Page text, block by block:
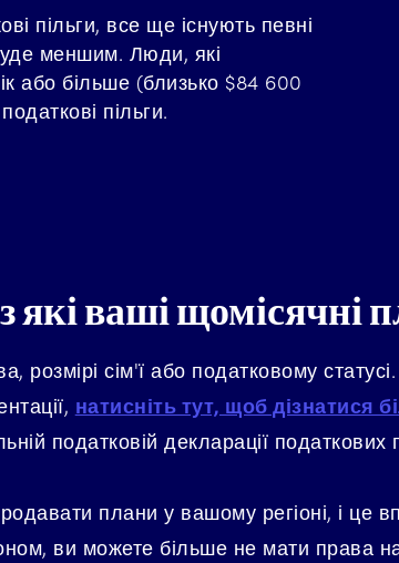
пільги, все ще існують певні
меншим. Люди, які
або більше (близько $84 600
пільги.
які ваші щомісячні
розмірі сім'ї або податковому статусі.
натисніть тут, щоб дізнатися
податковій декларації податкових
плани у вашому регіоні, і це
ви можете більше не мати права